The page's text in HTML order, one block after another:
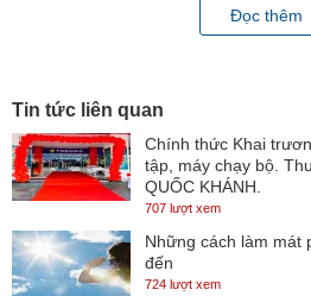
khung hình sống động, mang đến
Tổng quan thiết kế
- Samsung 4K 65 inch UA65DU8000
kế 3 cạnh không viền cho cảm giác nội
màn hình, xem tivi mãn nhãn hơn.
-Màn hình 65 inchphù hợp để đặt
Đọc thêm
Tin tức liên quan
Chính thức Khai
tập, máy chạy bộ.
QUỐC KHÁNH.
707 lượt xem
Những cách làm mát
đến
724 lượt xem